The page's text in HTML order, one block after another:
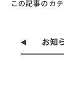
この記事のカテ
お知